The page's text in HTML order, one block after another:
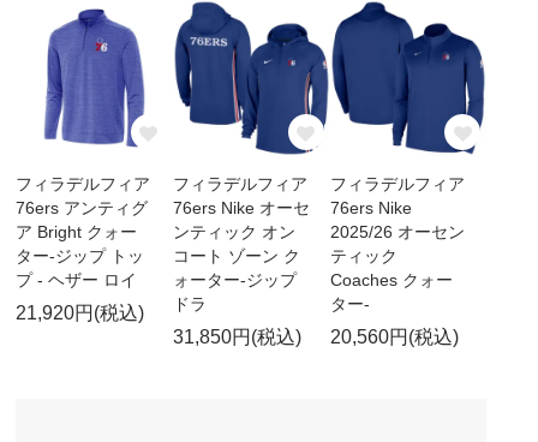
フィラデルフィア
76ers アンティグ
ア Bright クォー
ター-ジップ トッ
プ - ヘザー ロイ
21,920円(税込)
フィラデルフィア
76ers Nike オーセ
ンティック オン
コート ゾーン ク
ォーター-ジップ
ドラ
31,850円(税込)
フィラデルフィア
76ers Nike
2025/26 オーセン
ティック
Coaches クォー
ター-
20,560円(税込)